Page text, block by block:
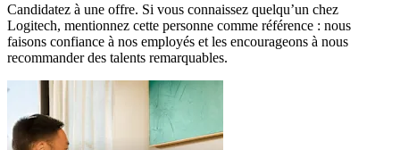
Candidatez à une offre. Si vous connaissez quelqu’un chez
Logitech, mentionnez cette personne comme référence : nous
faisons confiance à nos employés et les encourageons à nous
recommander des talents remarquables.